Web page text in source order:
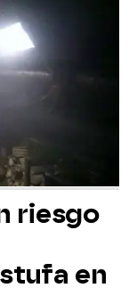
riesgo
en